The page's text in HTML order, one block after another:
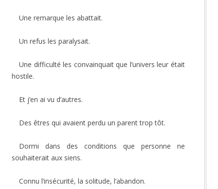
Une remarque les abattait.
Un refus les paralysait.
Une difficulté les convainquait que l’univers leur était
hostile.
Et j’en ai vu d’autres.
Des êtres qui avaient perdu un parent trop tôt.
Dormi dans des conditions que personne ne
souhaiterait aux siens.
Connu l’insécurité, la solitude, l’abandon.